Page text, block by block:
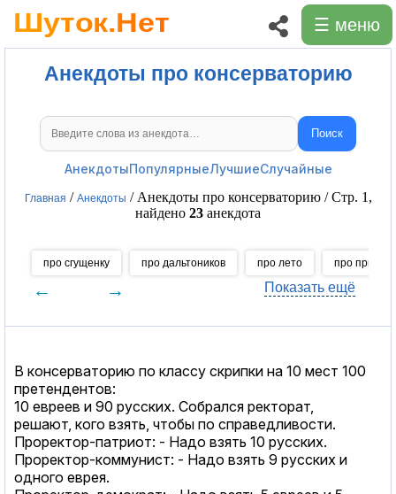
☰ меню
Анекдоты про консерваторию
Поиск анекдотов Поиск
АнекдотыПопулярныеЛучшиеСлучайные
Главная / Анекдоты / Анекдоты про консерваторию / Стр. 1,
найдено 23 анекдота
про сгущенку про дальтоников про лето про
← → Показать ещё
В консерваторию по классу скрипки на 10 мест 100
претендентов:
10 евреев и 90 русских. Собрался ректорат,
решают, кого взять, чтобы по справедливости.
Проректор-патриот: - Надо взять 10 русских.
Проректор-коммунист: - Надо взять 9 русских и
одного еврея.